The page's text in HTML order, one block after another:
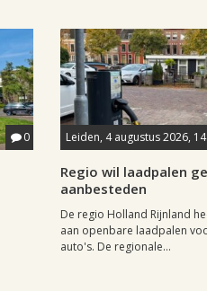
0 Leiden, 4 augustus 2026,
Regio wil laadpalen
aanbesteden
De regio Holland Rijnland
aan openbare laadpalen
auto's. De regionale...